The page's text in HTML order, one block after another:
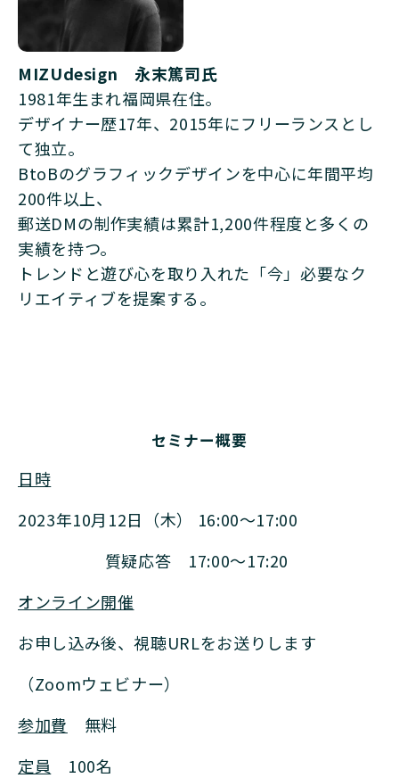
MIZUdesign 永末篤司氏
1981年生まれ福岡県在住。
デザイナー歴17年、2015年にフリーランスとし
て独立。
BtoBのグラフィックデザインを中心に年間平均
200件以上、
郵送DMの制作実績は累計1,200件程度と多くの
実績を持つ。
トレンドと遊び心を取り入れた「今」必要なク
リエイティブを提案する。
セミナー概要
日時
2023年10月12日（木） 16:00～17:00
質疑応答 17:00～17:20
オンライン開催
お申し込み後、視聴URLをお送りします
（Zoomウェビナー）
参加費 無料
定員 100名